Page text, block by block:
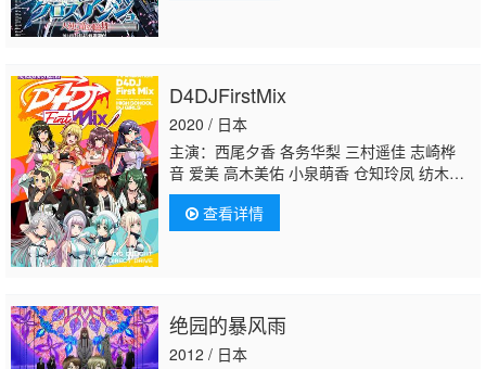
川纱己子 伊濑茉莉也 渡边明乃 中原麻衣 阿澄
D4DJFirstMix
2020 / 日本
主演：西尾夕香 各务华梨 三村遥佳 志崎桦
音 爱美 高木美佑 小泉萌香 仓知玲凤 纺木吏
佐 前岛亚美 岩田阳葵 佐藤日向
Raychell 古谷彻 齐藤朱夏
查看详情
绝园的暴风雨
2012 / 日本